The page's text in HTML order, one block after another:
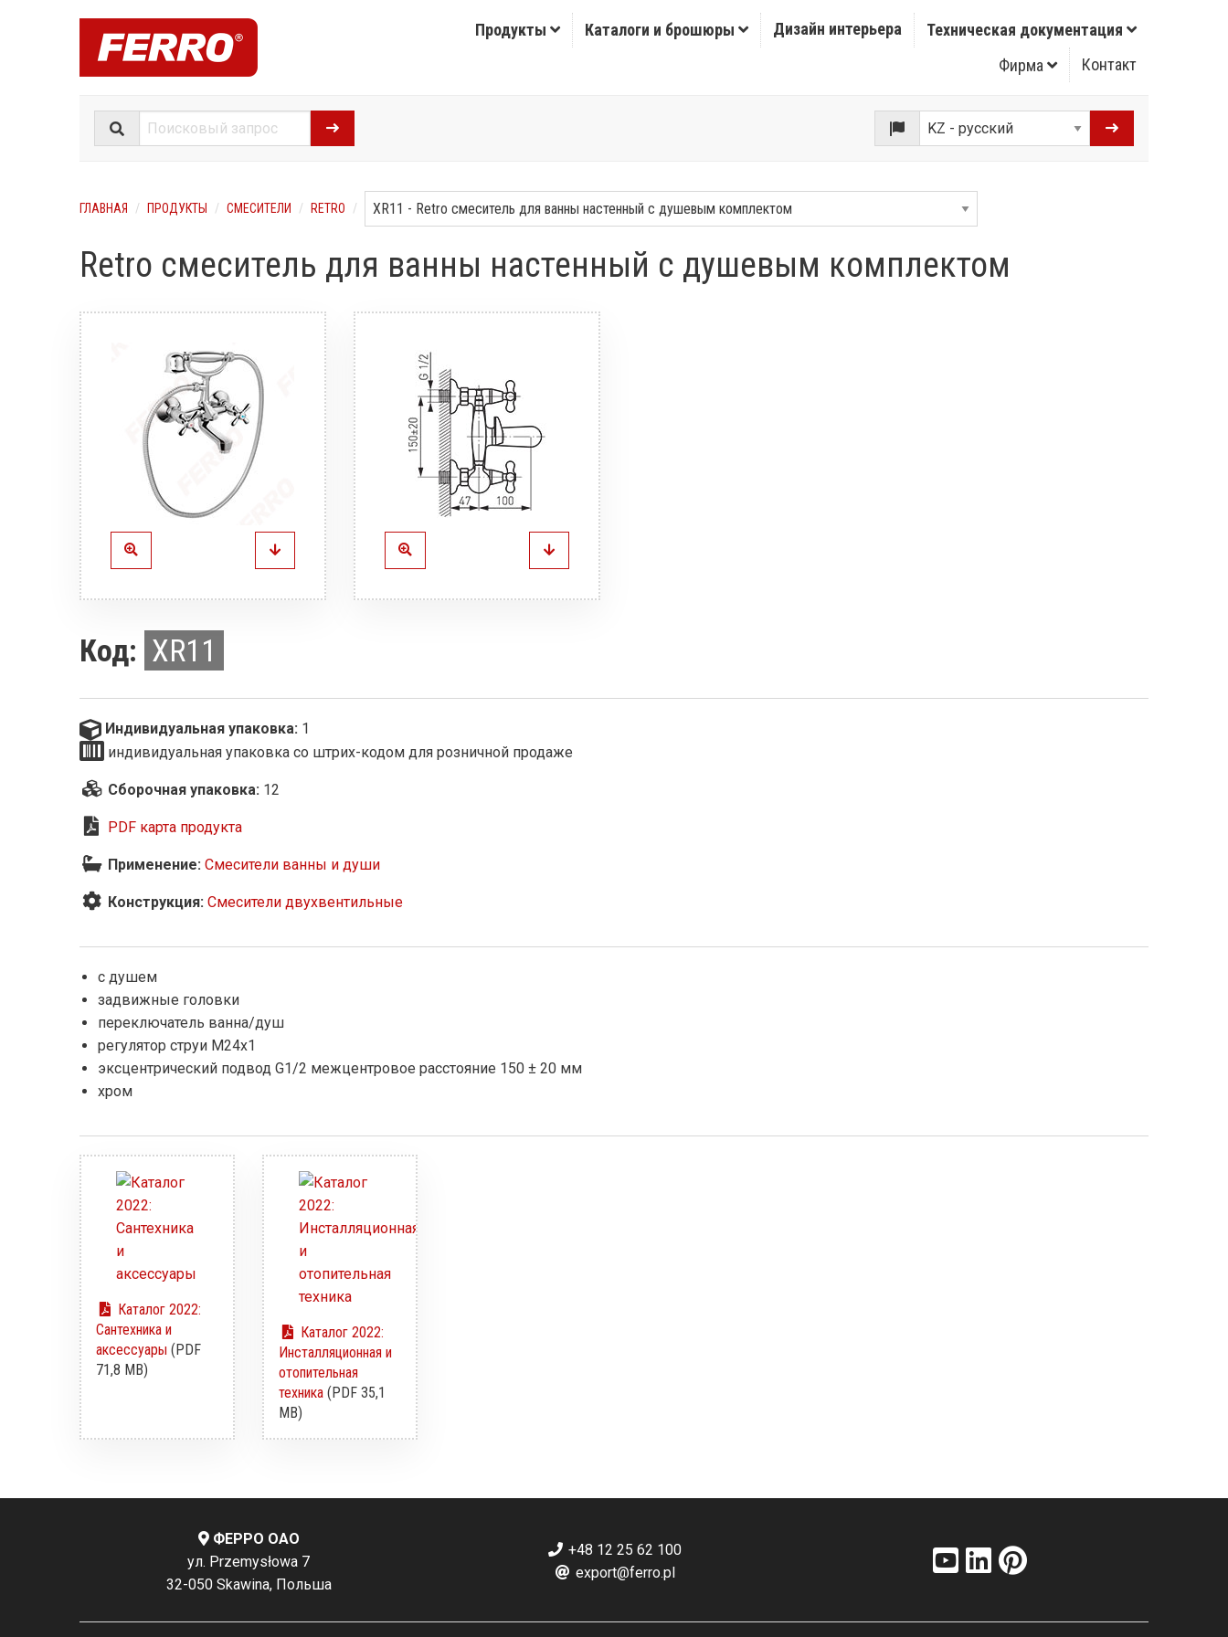
Продукты Каталоги и брошюры Дизайн интерьера
Техническая документация
Фирма
Контакт
ГЛАВНАЯ ПРОДУКТЫ СМЕСИТЕЛИ RETRO
Retro смеситель для ванны настенный с душевым комплектом
Код: XR11
Индивидуальная упаковка: 1
индивидуальная упаковка со штрих-кодом для розничной продаже
Сборочная упаковка: 12
PDF карта продукта
Применение: Смесители ванны и души
Конструкция: Смесители двухвентильные
с душем
задвижные головки
переключатель ванна/душ
регулятор струи M24x1
эксцентрический подвод G1/2 межцентровое расстояние 150 ± 20 мм
хром
Каталог 2022:
Сантехника и
аксессуары (PDF
71,8 MB)
Каталог 2022:
Инсталляционная и
отопительная
техника (PDF 35,1
MB)
ФЕРРО ОАО
ул. Przemysłowa 7
32-050 Skawina, Польша
+48 12 25 62 100
export@ferro.pl